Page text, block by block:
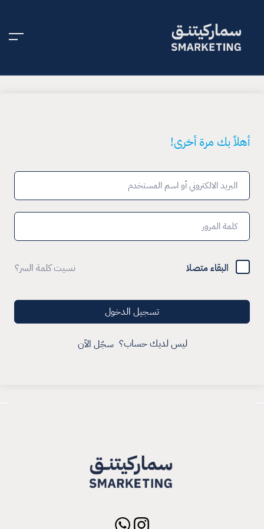
أهلاً بك مرة أخرى!
البقاء متصلا نسيت كلمة السر؟
تسجيل الدخول
ليس لديك حساب؟ سجّل الآن